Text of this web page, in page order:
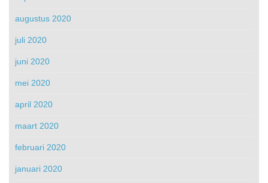
augustus 2020
juli 2020
juni 2020
mei 2020
april 2020
maart 2020
februari 2020
januari 2020